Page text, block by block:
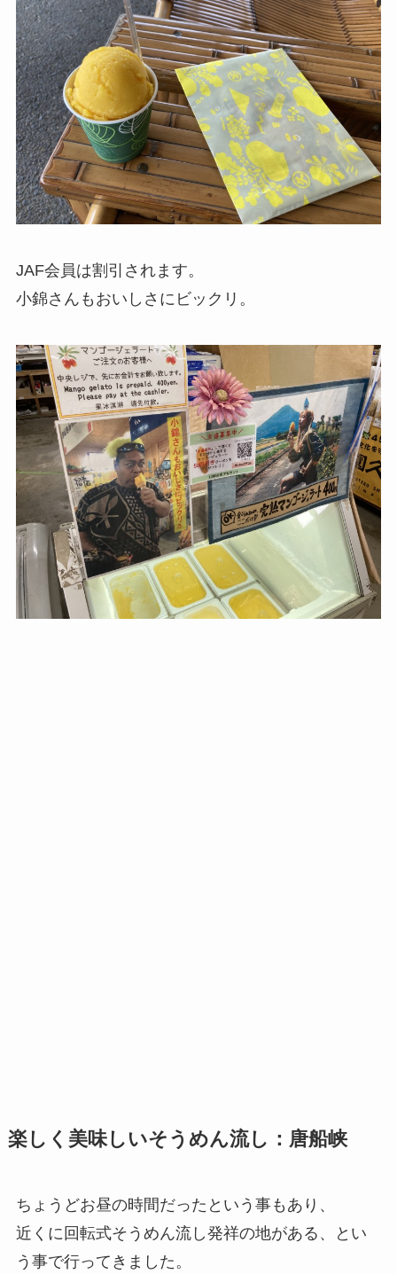
JAF会員は割引されます。
小錦さんもおいしさにビックリ。
楽しく美味しいそうめん流し：唐船峡
ちょうどお昼の時間だったという事もあり、
近くに回転式そうめん流し発祥の地がある、とい
う事で行ってきました。